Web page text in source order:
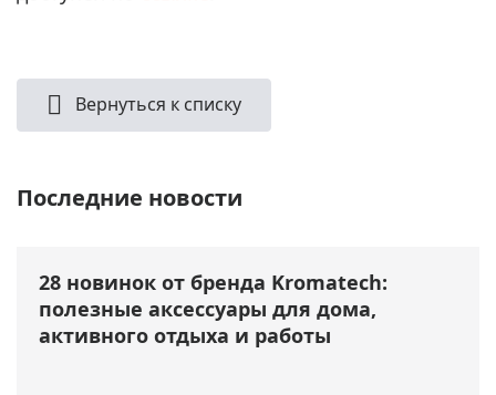
Вернуться к списку
Последние новости
28 новинок от бренда Kromatech:
полезные аксессуары для дома,
активного отдыха и работы